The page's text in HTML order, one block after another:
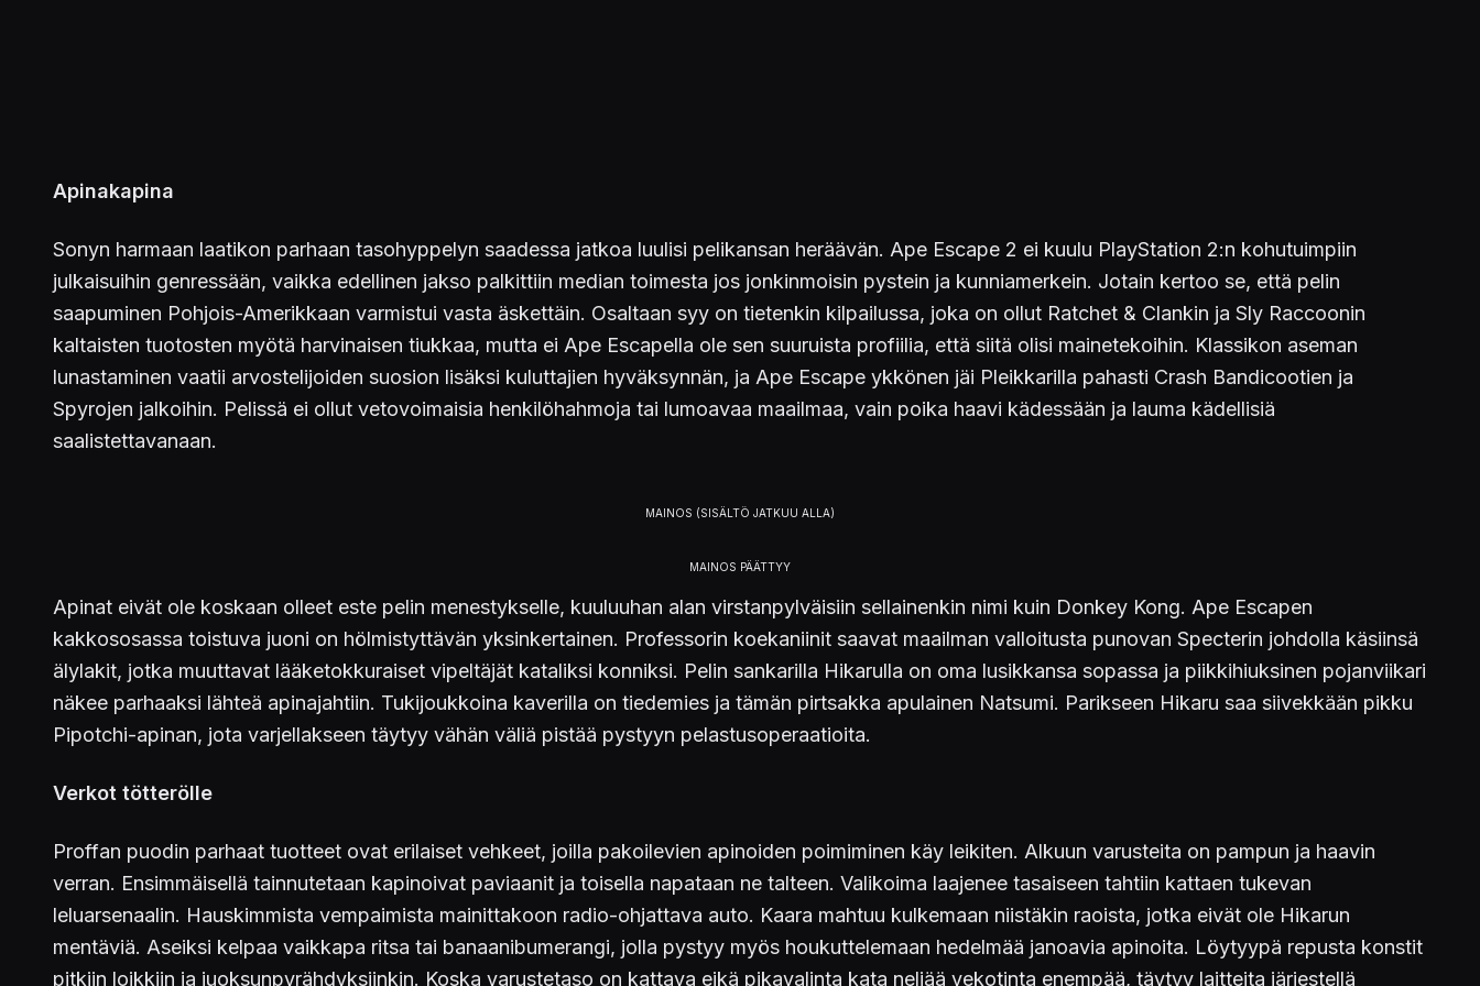
Apinakapina
Sonyn harmaan laatikon parhaan tasohyppelyn saadessa jatkoa luulisi pelikansan heräävän. Ape Escape 2 ei kuulu PlayStation 2:n kohutuimpiin
julkaisuihin genressään, vaikka edellinen jakso palkittiin median toimesta jos jonkinmoisin pystein ja kunniamerkein. Jotain kertoo se, että pelin
saapuminen Pohjois-Amerikkaan varmistui vasta äskettäin. Osaltaan syy on tietenkin kilpailussa, joka on ollut Ratchet & Clankin ja Sly Raccoonin
kaltaisten tuotosten myötä harvinaisen tiukkaa, mutta ei Ape Escapella ole sen suuruista profiilia, että siitä olisi mainetekoihin. Klassikon aseman
lunastaminen vaatii arvostelijoiden suosion lisäksi kuluttajien hyväksynnän, ja Ape Escape ykkönen jäi Pleikkarilla pahasti Crash Bandicootien ja
Spyrojen jalkoihin. Pelissä ei ollut vetovoimaisia henkilöhahmoja tai lumoavaa maailmaa, vain poika haavi kädessään ja lauma kädellisiä
saalistettavanaan.
Apinat eivät ole koskaan olleet este pelin menestykselle, kuuluuhan alan virstanpylväisiin sellainenkin nimi kuin Donkey Kong. Ape Escapen
kakkososassa toistuva juoni on hölmistyttävän yksinkertainen. Professorin koekaniinit saavat maailman valloitusta punovan Specterin johdolla käsiinsä
älylakit, jotka muuttavat lääketokkuraiset vipeltäjät kataliksi konniksi. Pelin sankarilla Hikarulla on oma lusikkansa sopassa ja piikkihiuksinen pojanviikari
näkee parhaaksi lähteä apinajahtiin. Tukijoukkoina kaverilla on tiedemies ja tämän pirtsakka apulainen Natsumi. Parikseen Hikaru saa siivekkään pikku
Pipotchi-apinan, jota varjellakseen täytyy vähän väliä pistää pystyyn pelastusoperaatioita.
Verkot tötterölle
Proffan puodin parhaat tuotteet ovat erilaiset vehkeet, joilla pakoilevien apinoiden poimiminen käy leikiten. Alkuun varusteita on pampun ja haavin
verran. Ensimmäisellä tainnutetaan kapinoivat paviaanit ja toisella napataan ne talteen. Valikoima laajenee tasaiseen tahtiin kattaen tukevan
leluarsenaalin. Hauskimmista vempaimista mainittakoon radio-ohjattava auto. Kaara mahtuu kulkemaan niistäkin raoista, jotka eivät ole Hikarun
mentäviä. Aseiksi kelpaa vaikkapa ritsa tai banaanibumerangi, jolla pystyy myös houkuttelemaan hedelmää janoavia apinoita. Löytyypä repusta konstit
pitkiin loikkiin ja juoksunpyrähdyksiinkin. Koska varustetaso on kattava eikä pikavalinta kata neljää vekotinta enempää, täytyy laitteita järjestellä